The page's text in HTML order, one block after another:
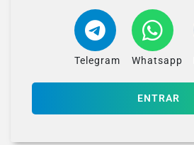
Telegram Whatsapp
ENTRAR